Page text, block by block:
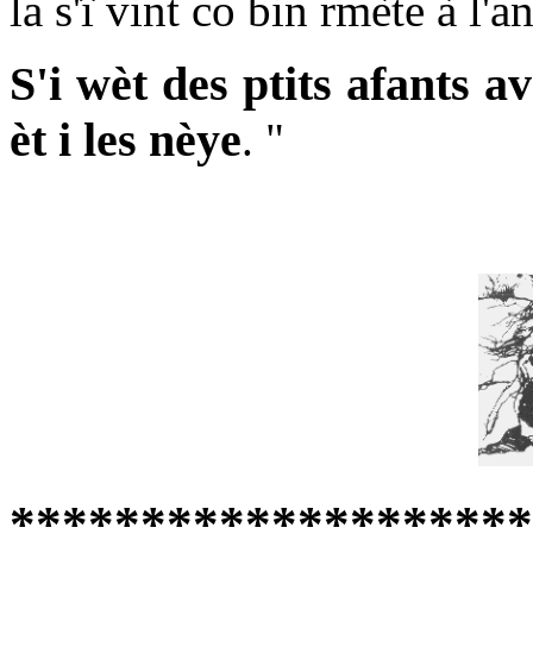
S'i wèt des ptits afants
èt i les nèye. "